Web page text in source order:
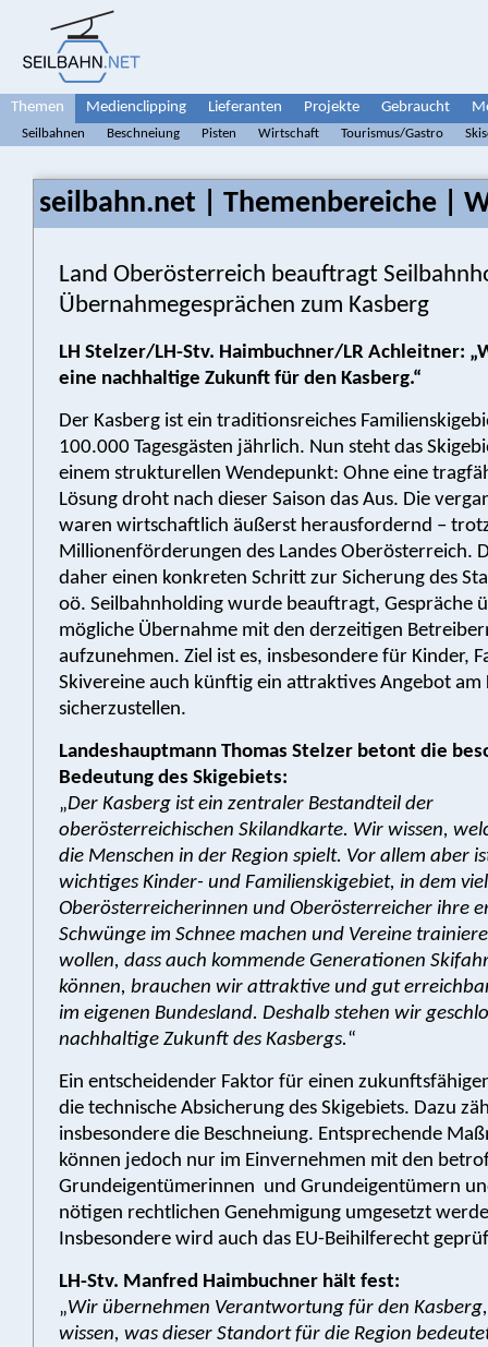
Themen Medienclipping Lieferanten Projekte Gebraucht
Seilbahnen Beschneiung Pisten Wirtschaft Tourismus/Gastro
seilbahn.net | Themenbereiche |
Land Oberösterreich beauftragt
Übernahmegesprächen zum Kasberg
LH Stelzer/LH-Stv. Haimbuchner/LR Achleitner:
eine nachhaltige Zukunft für den Kasberg.“
Der Kasberg ist ein traditionsreiches
100.000 Tagesgästen jährlich. Nun steht das
einem strukturellen Wendepunkt: Ohne eine
Lösung droht nach dieser Saison das Aus. Die
waren wirtschaftlich äußerst herausfordernd –
Millionenförderungen des Landes Oberösterreich.
daher einen konkreten Schritt zur Sicherung des
oö. Seilbahnholding wurde beauftragt, Gespräche
mögliche Übernahme mit den derzeitigen
aufzunehmen. Ziel ist es, insbesondere für Kinder,
Skivereine auch künftig ein attraktives Angebot am
sicherzustellen.
Landeshauptmann Thomas Stelzer betont die
Bedeutung des Skigebiets:
„Der Kasberg ist ein zentraler Bestandteil der
oberösterreichischen Skilandkarte. Wir wissen,
die Menschen in der Region spielt. Vor allem aber
wichtiges Kinder- und Familienskigebiet, in dem
Oberösterreicherinnen und Oberösterreicher ihre
Schwünge im Schnee machen und Vereine
wollen, dass auch kommende Generationen
können, brauchen wir attraktive und gut
im eigenen Bundesland. Deshalb stehen wir
nachhaltige Zukunft des Kasbergs.“
Ein entscheidender Faktor für einen
die technische Absicherung des Skigebiets. Dazu
insbesondere die Beschneiung. Entsprechende
können jedoch nur im Einvernehmen mit den
Grundeigentümerinnen und Grundeigentümern
nötigen rechtlichen Genehmigung umgesetzt
Insbesondere wird auch das EU-Beihilferecht
LH-Stv. Manfred Haimbuchner hält fest:
„Wir übernehmen Verantwortung für den
wissen, was dieser Standort für die Region